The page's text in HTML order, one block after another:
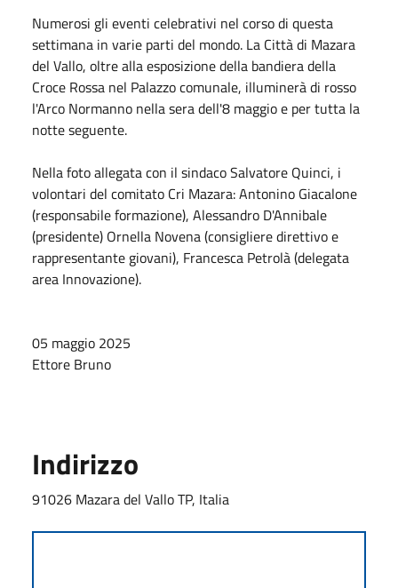
Numerosi gli eventi celebrativi nel corso di questa
settimana in varie parti del mondo. La Città di Mazara
del Vallo, oltre alla esposizione della bandiera della
Croce Rossa nel Palazzo comunale, illuminerà di rosso
l'Arco Normanno nella sera dell'8 maggio e per tutta la
notte seguente.
Nella foto allegata con il sindaco Salvatore Quinci, i
volontari del comitato Cri Mazara: Antonino Giacalone
(responsabile formazione), Alessandro D'Annibale
(presidente) Ornella Novena (consigliere direttivo e
rappresentante giovani), Francesca Petrolà (delegata
area Innovazione).
05 maggio 2025
Ettore Bruno
Indirizzo
91026 Mazara del Vallo TP, Italia